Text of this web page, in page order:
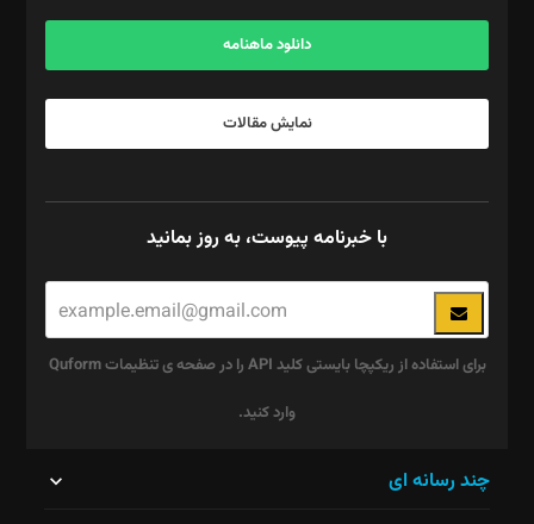
آگهی و مشترکین: ۰۹۱۹۹۹۹۰۴۵۴
دانلود ماهنامه
نمایش مقالات
با خبرنامه پیوست، به روز بمانید
برای استفاده از ریکپچا بایستی کلید API را در صفحه ی تنظیمات Quform
وارد کنید.
چند رسانه ای